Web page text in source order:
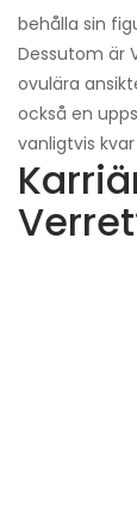
behålla sin
Dessutom är
ovulära
också en
vanligtvis